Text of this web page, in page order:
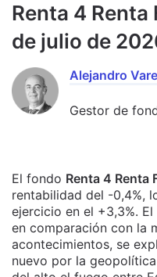
Renta 4
de julio de
Alejandro
Gestor de
El fondo Renta 4 Renta
rentabilidad del -0,4%,
ejercicio en el +3,3%.
en comparación con la
acontecimientos, se
nuevo por la